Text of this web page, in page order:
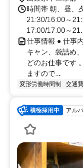
時間帯 朝、昼、
21:30/16:00～
17:00/17:00～21...
仕事情報 ● 仕事
キャン、袋詰め
どのお仕事です
ますので...
変形労働時間制 交通
アル